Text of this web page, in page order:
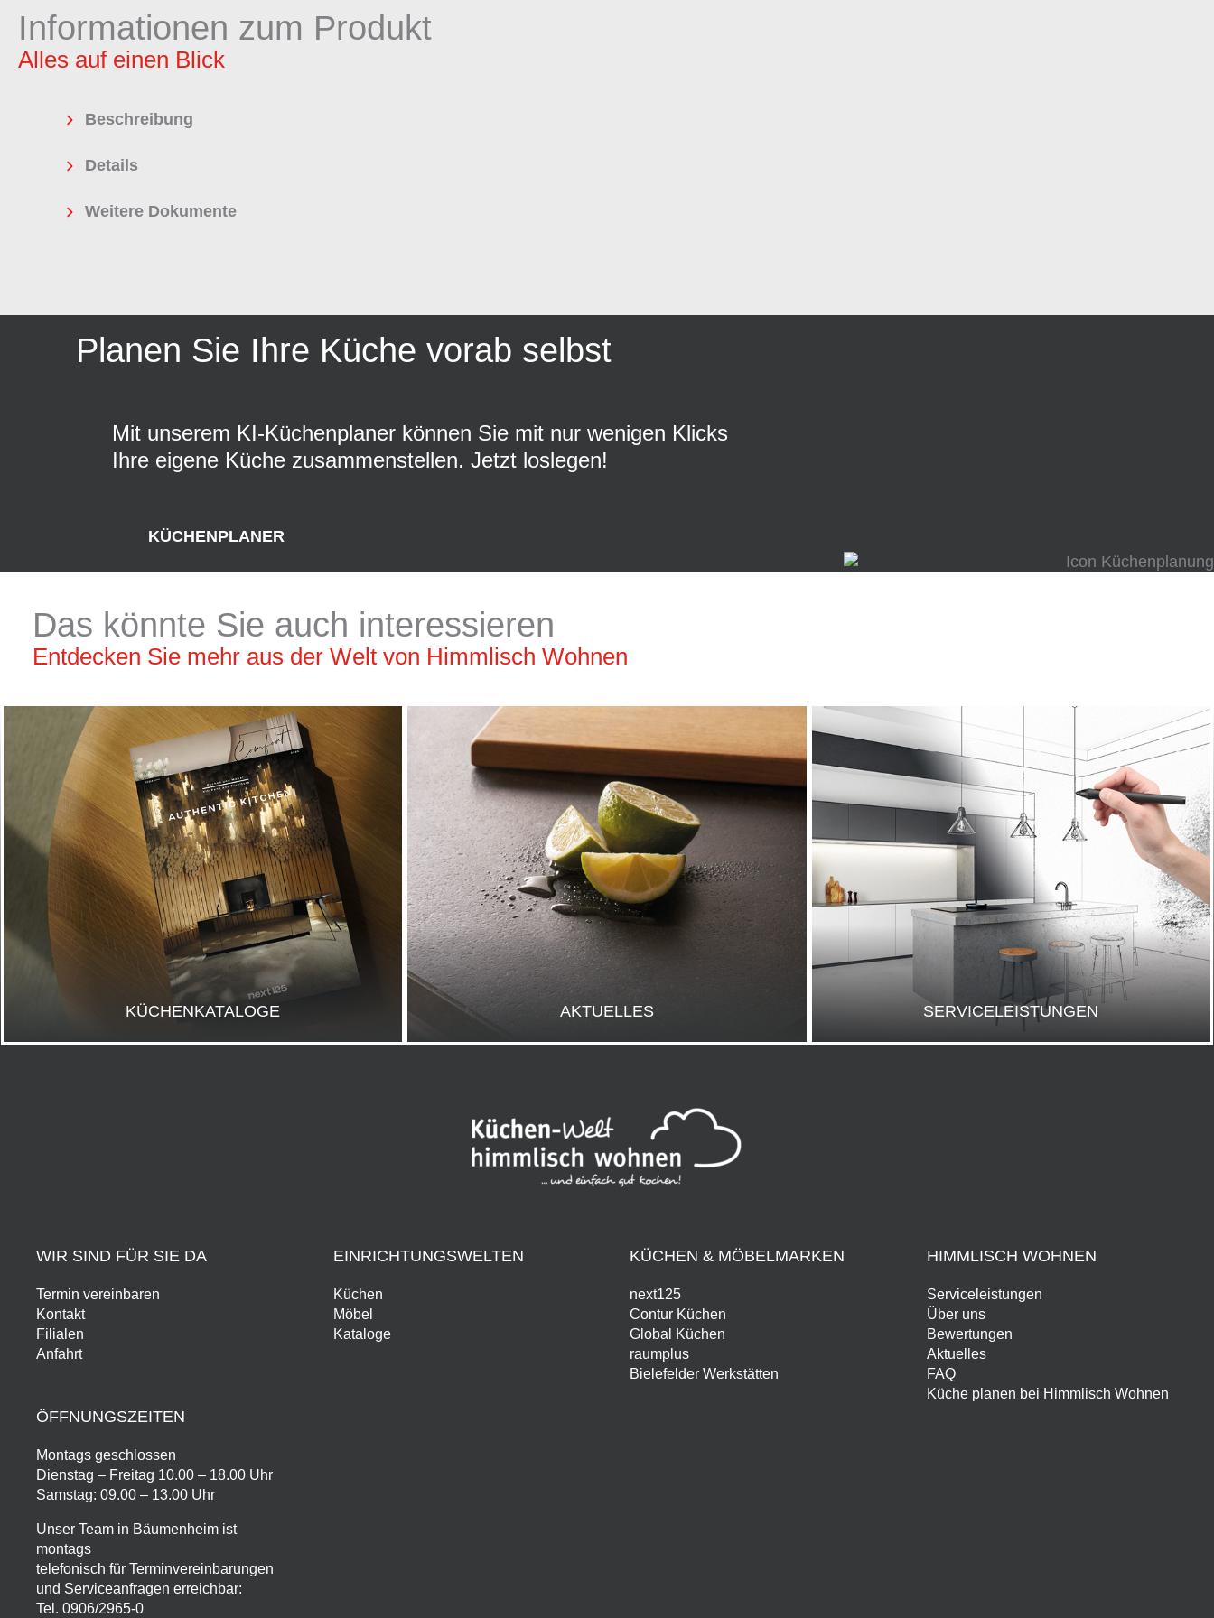
Informationen zum Produkt
Alles auf einen Blick
Beschreibung
Details
Weitere Dokumente
Planen Sie Ihre Küche vorab selbst
Mit unserem KI-Küchenplaner können Sie mit nur wenigen Klicks
Ihre eigene Küche zusammenstellen. Jetzt loslegen!
KÜCHENPLANER
Das könnte Sie auch interessieren
Entdecken Sie mehr aus der Welt von Himmlisch Wohnen
KÜCHENKATALOGE AKTUELLES SERVICELEISTUNGEN
WIR SIND FÜR SIE DA
Termin vereinbaren
Kontakt
Filialen
Anfahrt
ÖFFNUNGSZEITEN
Montags geschlossen
Dienstag – Freitag 10.00 – 18.00 Uhr
Samstag: 09.00 – 13.00 Uhr
Unser Team in Bäumenheim ist
montags
telefonisch für Terminvereinbarungen
und Serviceanfragen erreichbar:
Tel. 0906/2965-0
EINRICHTUNGSWELTEN
Küchen
Möbel
Kataloge
KÜCHEN & MÖBELMARKEN
next125
Contur Küchen
Global Küchen
raumplus
Bielefelder Werkstätten
HIMMLISCH WOHNEN
Serviceleistungen
Über uns
Bewertungen
Aktuelles
FAQ
Küche planen bei Himmlisch Wohnen